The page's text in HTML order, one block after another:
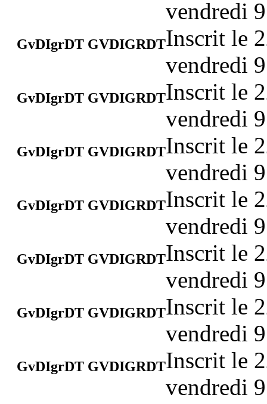
vendredi
GvDIgrDT GVDIGRDTInscrit le
vendredi
GvDIgrDT GVDIGRDTInscrit le
vendredi
GvDIgrDT GVDIGRDTInscrit le
vendredi
GvDIgrDT GVDIGRDTInscrit le
vendredi
GvDIgrDT GVDIGRDTInscrit le
vendredi
GvDIgrDT GVDIGRDTInscrit le
vendredi
GvDIgrDT GVDIGRDTInscrit le
vendredi